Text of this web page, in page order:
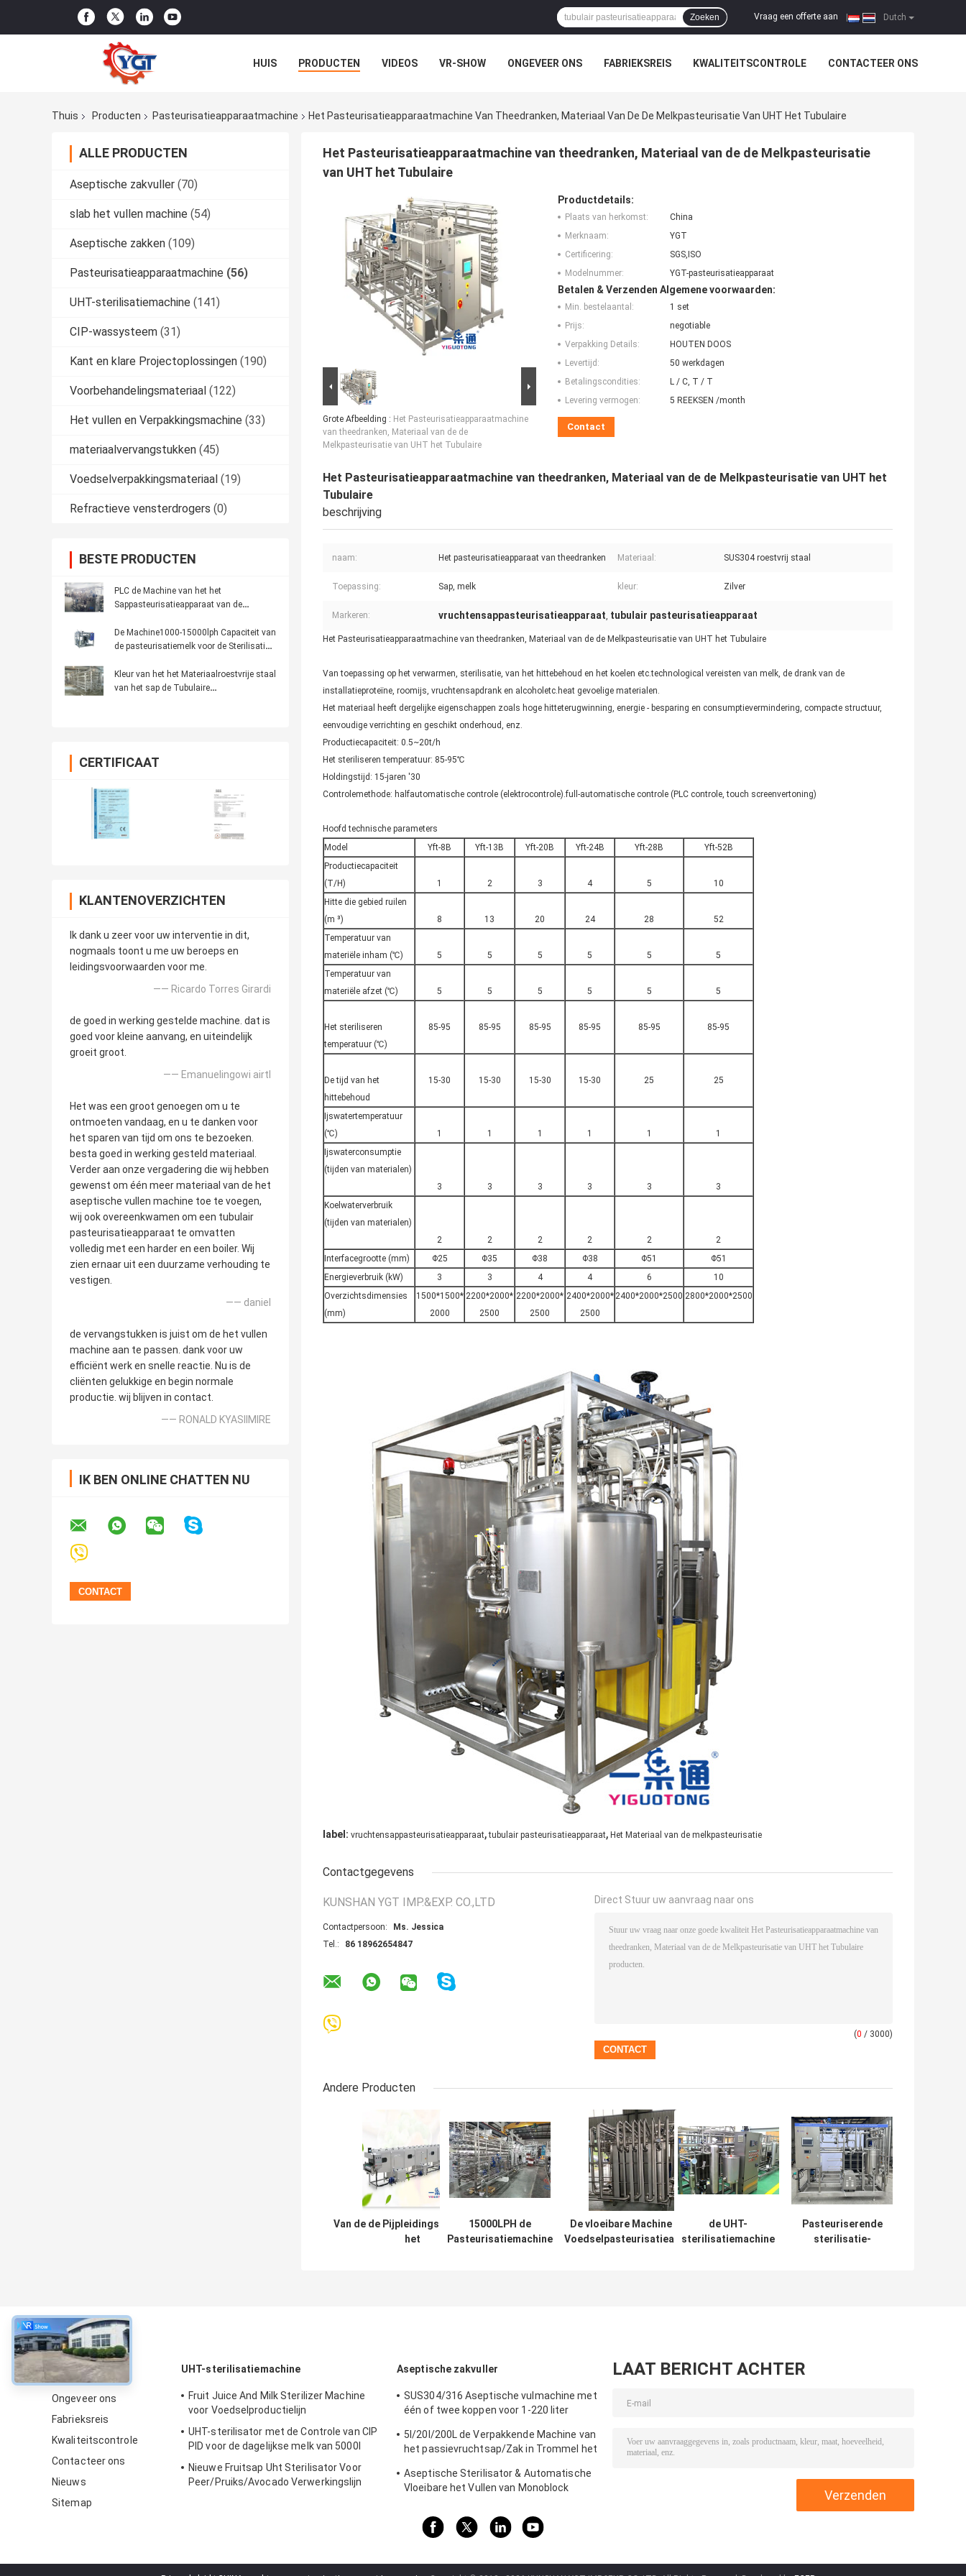
Dutch
Vraag een offerte aan
Zoeken
HUIS PRODUCTEN VIDEOS VR-SHOW ONGEVEER ONS FABRIEKSREIS KWALITEITSCONTROLE CONTACTEER ONS
Thuis
Producten Pasteurisatieapparaatmachine Het Pasteurisatieapparaatmachine Van Theedranken, Materiaal Van De De Melkpasteurisatie Van UHT Het Tubulaire
ALLE PRODUCTEN
Aseptische zakvuller (70)
slab het vullen machine (54)
Aseptische zakken (109)
Pasteurisatieapparaatmachine (56)
UHT-sterilisatiemachine (141)
CIP-wassysteem (31)
Kant en klare Projectoplossingen (190)
Voorbehandelingsmateriaal (122)
Het vullen en Verpakkingsmachine (33)
materiaalvervangstukken (45)
Voedselverpakkingsmateriaal (19)
Refractieve vensterdrogers (0)
BESTE PRODUCTEN
PLC de Machine van het het
Sappasteurisatieapparaat van de
van de Melkpasteurisatie
De Machine1000-15000lph Capaciteit van
de pasteurisatiemelk voor de Sterilisatie
Kleur van het het Materiaalroestvrije staal
van het sap de Tubulaire
CERTIFICAAT
KLANTENOVERZICHTEN
Ik dank u zeer voor uw interventie in dit,
nogmaals toont u me uw beroeps en
leidingsvoorwaarden voor me.
—— Ricardo Torres Girardi
de goed in werking gestelde machine. dat is
goed voor kleine aanvang, en uiteindelijk
groeit groot.
—— Emanuelingowi airtl
Het was een groot genoegen om u te
ontmoeten vandaag, en u te danken voor
het sparen van tijd om ons te bezoeken.
besta goed in werking gesteld materiaal.
Verder aan onze vergadering die wij hebben
gewenst om één meer materiaal van de het
aseptische vullen machine toe te voegen,
wij ook overeenkwamen om een tubulair
pasteurisatieapparaat te omvatten
volledig met een harder en een boiler. Wij
zien ernaar uit een duurzame verhouding te
vestigen.
—— daniel
de vervangstukken is juist om de het vullen
machine aan te passen. dank voor uw
efficiënt werk en snelle reactie. Nu is de
cliënten gelukkige en begin normale
productie. wij blijven in contact.
—— RONALD KYASIIMIRE
IK BEN ONLINE CHATTEN NU
Het Pasteurisatieapparaatmachine van theedranken, Materiaal van de de Melkpasteurisatie
van UHT het Tubulaire
Grote Afbeelding : Het Pasteurisatieapparaatmachine
van theedranken, Materiaal van de de
Melkpasteurisatie van UHT het Tubulaire
Productdetails:
Plaats van herkomst:
China
Merknaam:
YGT
Certificering:
SGS,ISO
Modelnummer:
YGT-pasteurisatieapparaat
Betalen & Verzenden Algemene voorwaarden:
Min. bestelaantal:
1 set
Prijs:
negotiable
Verpakking Details:
HOUTEN DOOS
Levertijd:
50 werkdagen
Betalingscondities:
L / C, T / T
Levering vermogen:
5 REEKSEN /month
Contact
Het Pasteurisatieapparaatmachine van theedranken, Materiaal van de de Melkpasteurisatie van UHT het
Tubulaire
beschrijving
naam: Het pasteurisatieapparaat van theedranken Materiaal: SUS304 roestvrij staal
Toepassing: Sap, melk kleur: Zilver
Markeren: vruchtensappasteurisatieapparaat, tubulair pasteurisatieapparaat
Het Pasteurisatieapparaatmachine van theedranken, Materiaal van de de Melkpasteurisatie van UHT het Tubulaire
Van toepassing op het verwarmen, sterilisatie, van het hittebehoud en het koelen etc.technological vereisten van melk, de drank van de
installatieproteïne, roomijs, vruchtensapdrank en alcoholetc.heat gevoelige materialen.
Het materiaal heeft dergelijke eigenschappen zoals hoge hitteterugwinning, energie - besparing en consumptievermindering, compacte structuur,
eenvoudige verrichting en geschikt onderhoud, enz.
Productiecapaciteit: 0.5~20t/h
Het steriliseren temperatuur: 85-95℃
Holdingstijd: 15-jaren '30
Controlemethode: halfautomatische controle (elektrocontrole).full-automatische controle (PLC controle, touch screenvertoning)
Hoofd technische parameters
Model
Yft-8B Yft-13B Yft-20B Yft-24B Yft-28B
Yft-52B
Productiecapaciteit
(T/H)
1 2 3 4 5
10
Hitte die gebied ruilen
(m ³)
8 13 20 24 28
52
Temperatuur van
materiële inham (℃)
5 5 5 5 5
5
Temperatuur van
materiële afzet (℃)
5 5 5 5 5 5
Het steriliseren
temperatuur (℃)
85-95 85-95 85-95 85-95 85-95 85-95
De tijd van het
hittebehoud
15-30 15-30 15-30 15-30 25 25
Ijswatertemperatuur
(℃)
1 1 1 1 1
1
Ijswaterconsumptie
(tijden van materialen)
3
3 3 3 3
3
Koelwaterverbruik
(tijden van materialen)
2
2 2 2 2
2
Interfacegrootte (mm)
Φ25 Φ35 Φ38 Φ38 Φ51
Φ51
Energieverbruik (kW)
3 3 4 4 6
10
Overzichtsdimensies
(mm)
1500*1500*
2000
2200*2000*
2500
2200*2000*
2500
2400*2000*
2500
2400*2000*2500 2800*2000*2500
label: vruchtensappasteurisatieapparaat, tubulair pasteurisatieapparaat, Het Materiaal van de melkpasteurisatie
Contactgegevens
KUNSHAN YGT IMP.&EXP. CO.,LTD
Contactpersoon:
Ms. Jessica
Tel.:
86 18962654847
Direct Stuur uw aanvraag naar ons
(0 / 3000)
Andere Producten
Van de de Pijpleidingsturbine van
het
15000LPH de
Pasteurisatiemachine
De vloeibare Machine van het
Voedselpasteurisatieapparaat,
de UHT-
sterilisatiemachine
Pasteuriserende
sterilisatie-
Over
Ongeveer ons
Fabrieksreis
Kwaliteitscontrole
Contacteer ons
Nieuws
Sitemap
UHT-sterilisatiemachine
Fruit Juice And Milk Sterilizer Machine
voor Voedselproductielijn
UHT-sterilisator met de Controle van CIP
PID voor de dagelijkse melk van 5000l
Nieuwe Fruitsap Uht Sterilisator Voor
Peer/Pruiks/Avocado Verwerkingslijn
Aseptische zakvuller
SUS304/316 Aseptische vulmachine met
één of twee koppen voor 1-220 liter
met PLC
5l/20l/200L de Verpakkende Machine van
het passievruchtsap/Zak in Trommel het
Aseptische Sterilisator & Automatische
Vloeibare het Vullen van Monoblock
LAAT BERICHT ACHTER